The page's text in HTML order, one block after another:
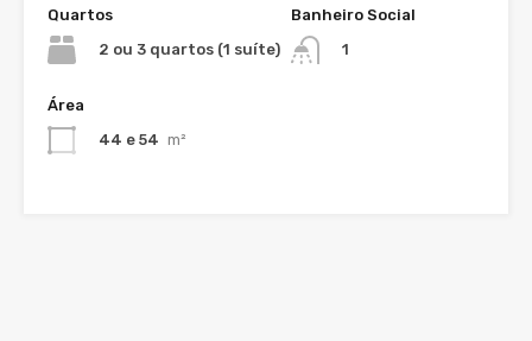
Quartos
2 ou 3 quartos (1 suíte)
Banheiro Social
1
Área
44 e 54 m²